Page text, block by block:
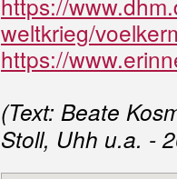
weltkrieg/
https://
(Text: Beate
Stoll, Uhh u.a. -